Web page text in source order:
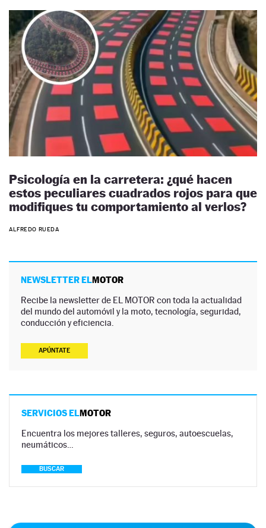
Psicología en la carretera: ¿qué hacen
estos peculiares cuadrados rojos para que
modifiques tu comportamiento al verlos?
ALFREDO RUEDA
NEWSLETTER ELMOTOR
Recibe la newsletter de EL MOTOR con toda la actualidad
del mundo del automóvil y la moto, tecnología, seguridad,
conducción y eficiencia.
APÚNTATE
SERVICIOS ELMOTOR
Encuentra los mejores talleres, seguros, autoescuelas,
neumáticos…
BUSCAR